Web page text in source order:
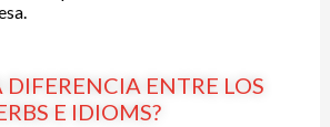
DIFERENCIA ENTRE LOS
E IDIOMS?